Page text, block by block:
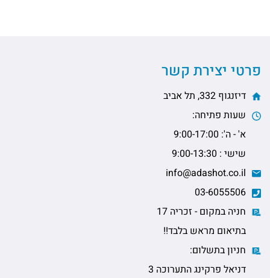
פרטי יצירת קשר
דיזנגוף 332, תל אביב
שעות פתיחה:
א' - ה': 9:00-17:00
שישי : 9:00-13:30
חניה במקום - זכריה 17
בתיאום מראש בלבד!!
חניון בתשלום:
דניאל פרקינג התערוכה 3